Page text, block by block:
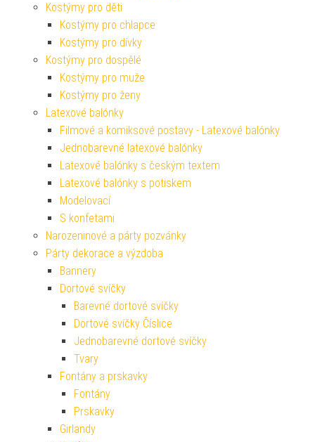
Kostýmy pro děti
Kostýmy pro chlapce
Kostýmy pro dívky
Kostýmy pro dospělé
Kostýmy pro muže
Kostýmy pro ženy
Latexové balónky
Filmové a komiksové postavy - Latexové balónky
Jednobarevné latexové balónky
Latexové balónky s českým textem
Latexové balónky s potiskem
Modelovací
S konfetami
Narozeninové a párty pozvánky
Párty dekorace a výzdoba
Bannery
Dortové svíčky
Barevné dortové svíčky
Dortové svíčky Číslice
Jednobarevné dortové svíčky
Tvary
Fontány a prskavky
Fontány
Prskavky
Girlandy